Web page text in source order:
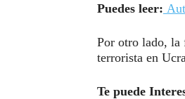
Puedes leer:
Por otro lado, la
terrorista en
Te puede